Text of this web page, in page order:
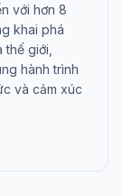
với hơn 8
khai phá
giới,
hành trình
và cảm xúc